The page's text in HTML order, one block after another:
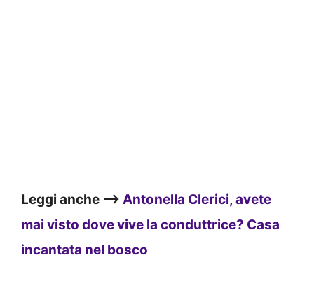
Leggi anche –> Antonella Clerici, avete
mai visto dove vive la conduttrice? Casa
incantata nel bosco